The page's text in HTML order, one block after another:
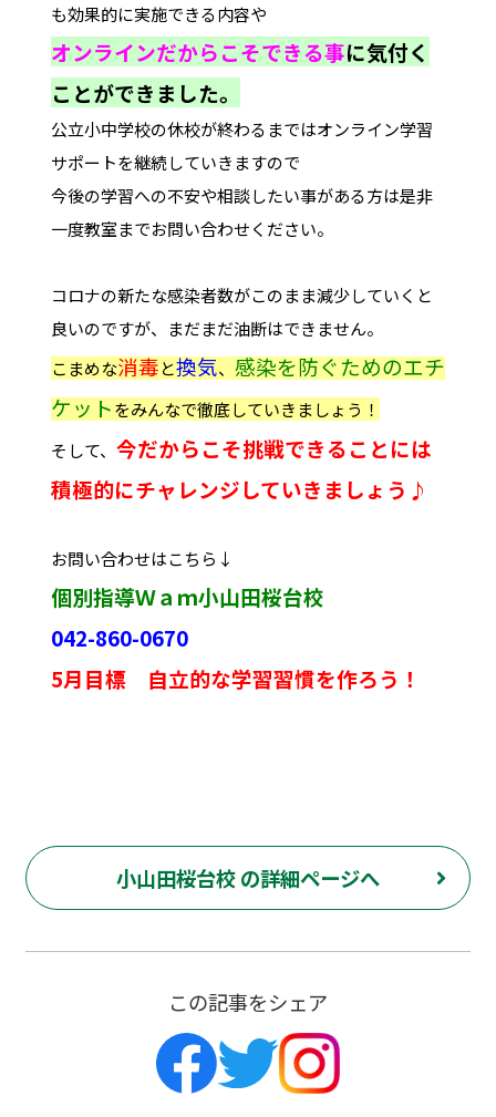
も効果的に実施できる内容や
オンラインだからこそできる事に気付く
ことができました。
公立小中学校の休校が終わるまではオンライン学習
サポートを継続していきますので
今後の学習への不安や相談したい事がある方は是非
一度教室までお問い合わせください。
コロナの新たな感染者数がこのまま減少していくと
良いのですが、まだまだ油断はできません。
こまめな消毒と換気、 感染を防ぐためのエチ
ケットをみんなで徹底していきましょう！
そして、 今だからこそ挑戦できることには
積極的にチャレンジしていきましょう♪
お問い合わせはこちら↓
個別指導Ｗａｍ小山田桜台校
042-860-0670
5月目標 自立的な学習習慣を作ろう！
小山田桜台校 の詳細ページへ
この記事をシェア